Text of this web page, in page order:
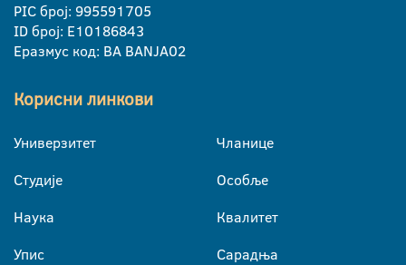
PIC број: 995591705
ID број: E10186843
Еразмус код: BA BANJA02
Корисни линкови
Универзитет
Студије
Наука
Упис
Чланице
Особље
Квалитет
Сарадња